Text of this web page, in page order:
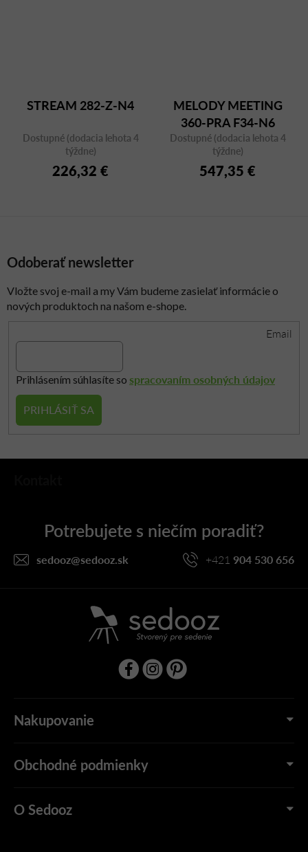
STREAM 282-Z-N4
Dostupné (dodacia lehota 4
týždne)
226,32 €
MELODY MEETING
360-PRA F34-N6
Dostupné (dodacia lehota 4
týždne)
547,35 €
Odoberať newsletter
Vložte svoj e-mail a my Vám budeme zasielať informácie o
nových produktoch na našom e-shope.
Email
Prihlásením súhlasíte so spracovaním osobných údajov
PRIHLÁSIŤ SA
Z
sedooz@sedooz.sk +421 904 530 656
Nakupovanie
Obchodné podmienky
O Sedooz